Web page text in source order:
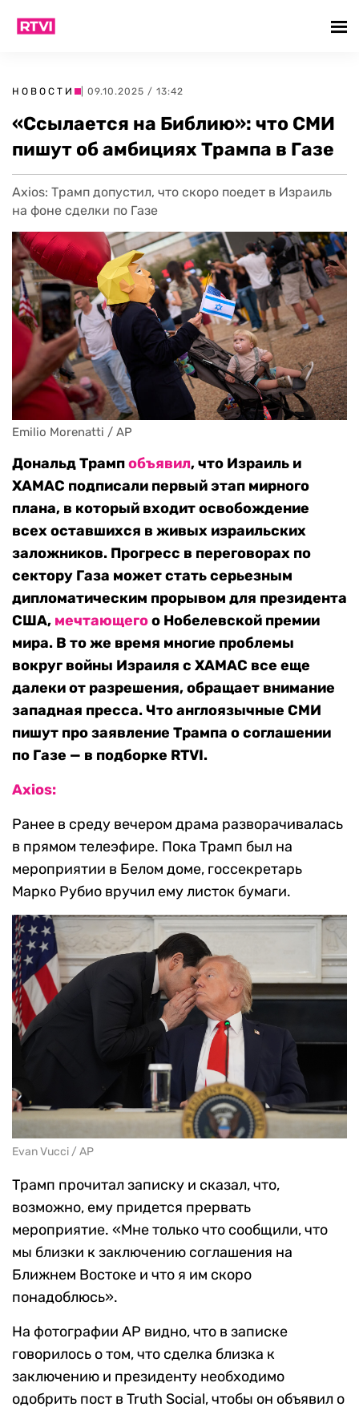
НОВОСТИ | 09.10.2025 / 13:42
«Ссылается на Библию»: что СМИ
пишут об амбициях Трампа в Газе
Axios: Трамп допустил, что скоро поедет в Израиль
на фоне сделки по Газе
Emilio Morenatti / AP
Дональд Трампобъявил, что Израиль и
ХАМАС подписали первый этап мирного
плана, в который входит освобождение
всех оставшихся в живых израильских
заложников. Прогресс в переговорах по
сектору Газа может стать серьезным
дипломатическим прорывом для президента
США, мечтающегоо Нобелевской премии
мира. В то же время многие проблемы
вокруг войны Израиля с ХАМАС все еще
далеки от разрешения, обращает внимание
западная пресса. Что англоязычные СМИ
пишут про заявление Трампа о соглашении
по Газе — в подборке RTVI.
Axios:
Ранее в среду вечером драма разворачивалась
в прямом телеэфире. Пока Трамп был на
мероприятии в Белом доме, госсекретарь
Марко Рубио вручил ему листок бумаги.
Evan Vucci / AP
Трамп прочитал записку и сказал, что,
возможно, ему придется прервать
мероприятие. «Мне только что сообщили, что
мы близки к заключению соглашения на
Ближнем Востоке и что я им скоро
понадоблюсь».
На фотографии AP видно, что в записке
говорилось о том, что сделка близка к
заключению и президенту необходимо
одобрить пост в Truth Social, чтобы он объявил о